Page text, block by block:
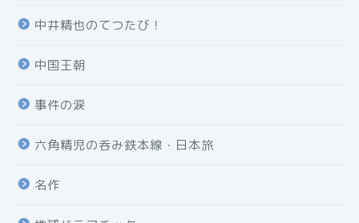
中井精也のてつたび！
中国王朝
事件の涙
六角精児の呑み鉄本線・日本旅
名作